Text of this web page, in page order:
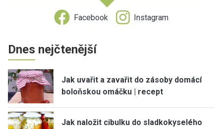
Facebook Instagram
Dnes nejčtenější
Jak uvařit a zavařit do zásoby domácí
boloňskou omáčku | recept
Jak naložit cibulku do sladkokyselého